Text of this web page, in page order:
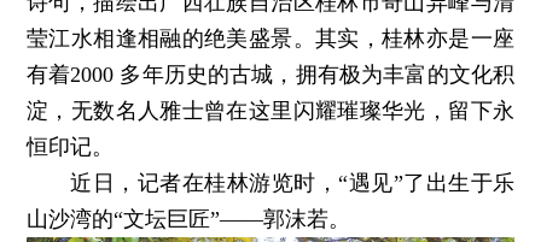
莹江水相逢相融的绝美盛景。其实，桂林亦是一座
有着2000 多年历史的古城，拥有极为丰富的文化积
淀，无数名人雅士曾在这里闪耀璀璨华光，留下永
恒印记。
近日，记者在桂林游览时，“遇见”了出生于乐
山沙湾的“文坛巨匠”——郭沫若。